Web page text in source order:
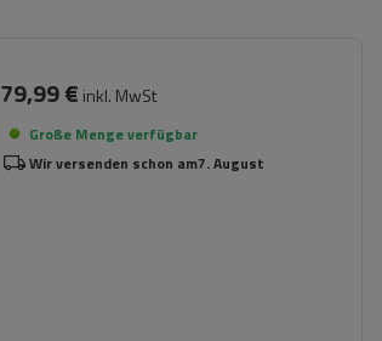
79,99 € inkl. MwSt
Große Menge verfügbar
Wir versenden schon am7. August